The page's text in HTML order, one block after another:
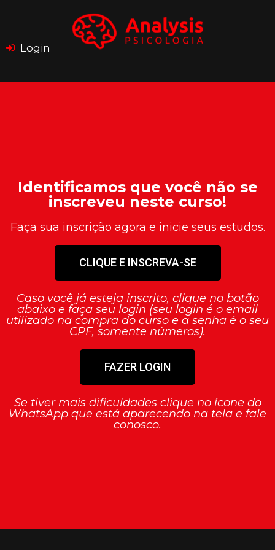
Login
Identificamos que você não se
inscreveu neste curso!
Faça sua inscrição agora e inicie seus estudos.
CLIQUE E INSCREVA-SE
Caso você já esteja inscrito, clique no botão
abaixo e faça seu login (seu login é o email
utilizado na compra do curso e a senha é o seu
CPF, somente números).
FAZER LOGIN
Se tiver mais dificuldades clique no ícone do
WhatsApp que está aparecendo na tela e fale
conosco.